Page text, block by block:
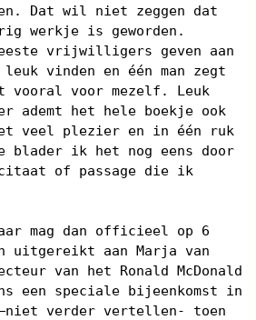
Dat wil niet zeggen dat
werkje is geworden.
vrijwilligers geven aan
vinden en één man zegt
voor mezelf. Leuk
ademt het hele boekje ook
veel plezier en in één ruk
blader ik het nog eens door
of passage die ik
mag dan officieel op 6
uitgereikt aan Marja van
van het Ronald McDonald
een speciale bijeenkomst in
verder vertellen- toen